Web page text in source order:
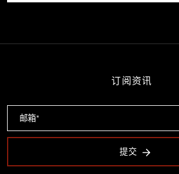
订阅资讯
提交